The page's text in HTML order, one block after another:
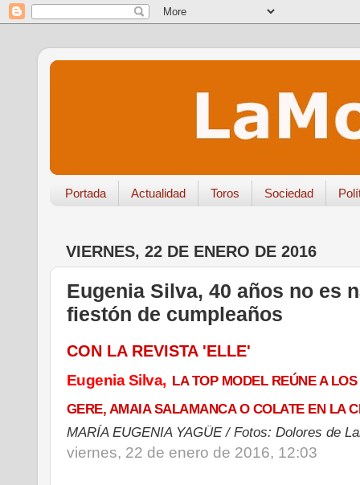
Portada Actualidad Toros Sociedad
VIERNES, 22 DE ENERO DE 2016
Eugenia Silva, 40 años no es
fiestón de cumpleaños
CON LA REVISTA 'ELLE'
Eugenia Silva, LA TOP MODEL REÚNE A
GERE, AMAIA SALAMANCA O COLATE EN LA
MARÍA EUGENIA YAGÜE / Fotos: Dolores de
viernes, 22 de enero de 2016, 12:03